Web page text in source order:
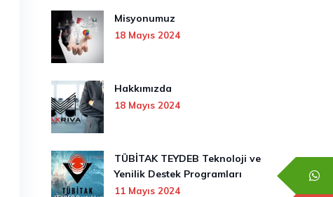
Misyonumuz
18 Mayıs 2024
Hakkımızda
18 Mayıs 2024
TÜBİTAK TEYDEB Teknoloji ve
Yenilik Destek Programları
11 Mayıs 2024